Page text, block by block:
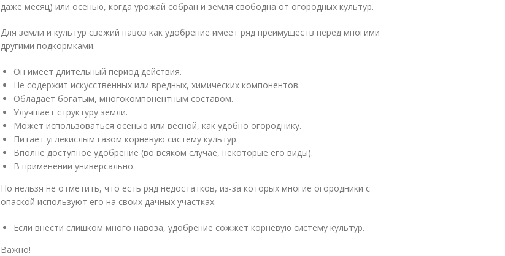
даже месяц) или осенью, когда урожай собран и земля свободна от огородных культур.
Для земли и культур свежий навоз как удобрение имеет ряд преимуществ перед многими
другими подкормками.
Он имеет длительный период действия.
Не содержит искусственных или вредных, химических компонентов.
Обладает богатым, многокомпонентным составом.
Улучшает структуру земли.
Может использоваться осенью или весной, как удобно огороднику.
Питает углекислым газом корневую систему культур.
Вполне доступное удобрение (во всяком случае, некоторые его виды).
В применении универсально.
Но нельзя не отметить, что есть ряд недостатков, из-за которых многие огородники с
опаской используют его на своих дачных участках.
Если внести слишком много навоза, удобрение сожжет корневую систему культур.
Важно!